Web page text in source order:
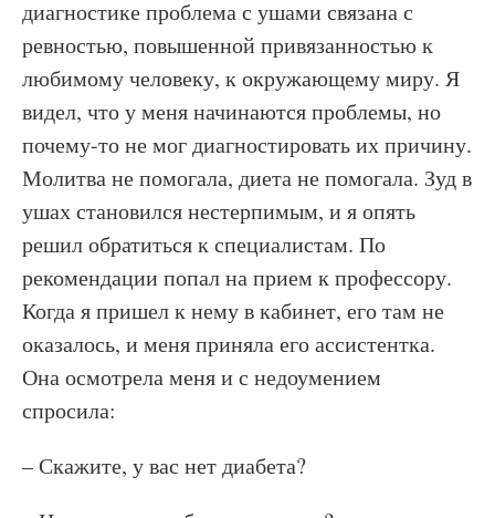
диагностике проблема с ушами связана с
ревностью, повышенной привязанностью к
любимому человеку, к окружающему миру. Я
видел, что у меня начинаются проблемы, но
почему-то не мог диагностировать их причину.
Молитва не помогала, диета не помогала. Зуд в
ушах становился нестерпимым, и я опять
решил обратиться к специалистам. По
рекомендации попал на прием к профессору.
Когда я пришел к нему в кабинет, его там не
оказалось, и меня приняла его ассистентка.
Она осмотрела меня и с недоумением
спросила:
– Скажите, у вас нет диабета?